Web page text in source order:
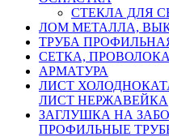
СТЕКЛА ДЛЯ
ЛОМ МЕТАЛЛА,
ТРУБА
СЕТКА,
АРМАТУРА
ЛИСТ
ЛИСТ НЕРЖАВЕЙКА
ЗАГЛУШКА НА
ПРОФИЛЬНЫЕ